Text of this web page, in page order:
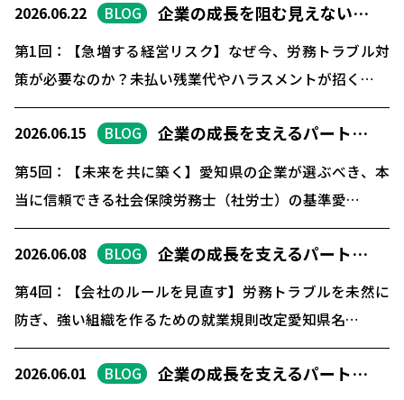
2026.06.22 BLOG 企業の成長を阻む見えない…
第1回：【急増する経営リスク】なぜ今、労務トラブル対
策が必要なのか？未払い残業代やハラスメントが招く…
2026.06.15 BLOG 企業の成長を支えるパート…
第5回：【未来を共に築く】愛知県の企業が選ぶべき、本
当に信頼できる社会保険労務士（社労士）の基準愛…
2026.06.08 BLOG 企業の成長を支えるパート…
第4回：【会社のルールを見直す】労務トラブルを未然に
防ぎ、強い組織を作るための就業規則改定愛知県名…
2026.06.01 BLOG 企業の成長を支えるパート…